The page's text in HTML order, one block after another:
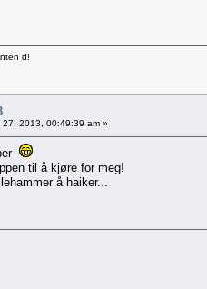
d!
27, 2013, 00:49:39 am »
til å kjøre for meg!
å haiker...